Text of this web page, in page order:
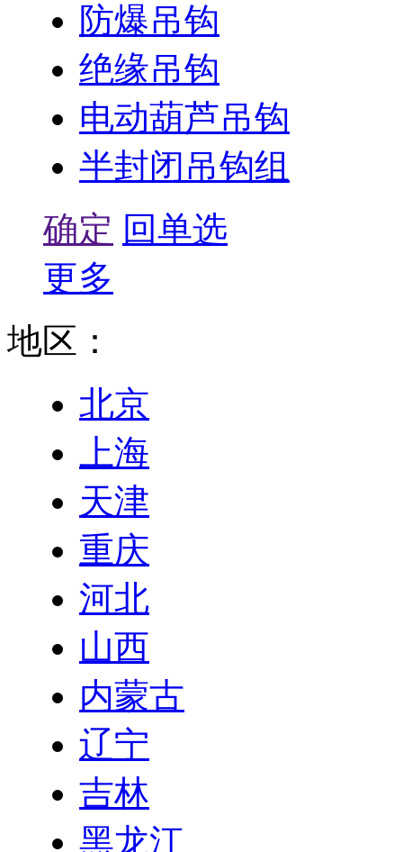
防爆吊钩
绝缘吊钩
电动葫芦吊钩
半封闭吊钩组
确定 回单选
更多
地区：
北京
上海
天津
重庆
河北
山西
内蒙古
辽宁
吉林
黑龙江